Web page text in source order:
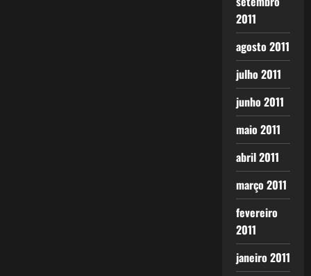
2011
agosto 2011
julho 2011
junho 2011
maio 2011
abril 2011
março 2011
fevereiro
2011
janeiro 2011